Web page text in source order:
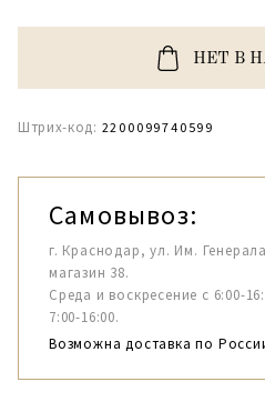
НЕТ В
Штрих-код: 2200099740599
Самовывоз:
г. Краснодар, ул. Им.
магазин 38.
Среда и воскресение с 6:00-
7:00-16:00.
Возможна доставка по